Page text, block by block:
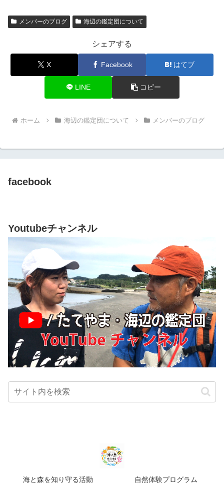
メンバーのブログ 海辺の鑑定団について
シェアする
X Facebook はてブ
LINE コピー
ホーム 海辺の鑑定団について メンバーのブログ
facebook
Youtubeチャンネル
海と森を知り守る活動 自然体験プログラム